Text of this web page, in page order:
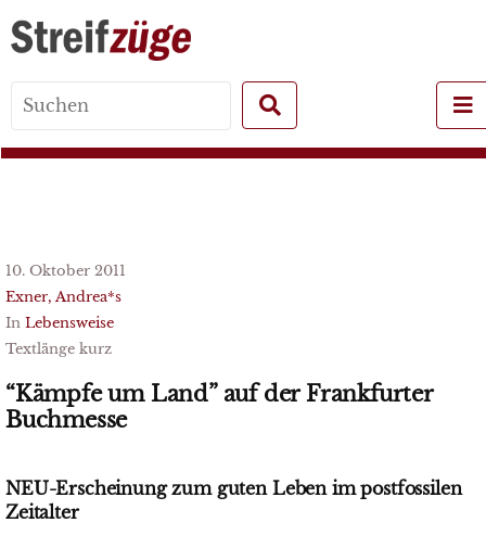
for:
10. Oktober 2011
Exner, Andrea*s
In Lebensweise
Textlänge kurz
“Kämpfe um Land” auf der Frankfurter
Buchmesse
NEU-Erscheinung zum guten Leben im postfossilen
Zeitalter